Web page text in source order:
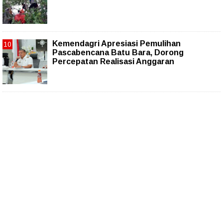
Kemendagri Apresiasi Pemulihan
Pascabencana Batu Bara, Dorong
Percepatan Realisasi Anggaran